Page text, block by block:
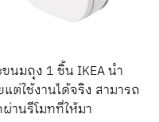
นมถุง 1 ชิ้น IKEA นำ
ต่ใช้งานได้จริง สามารถ
นรีโมทที่ให้มา